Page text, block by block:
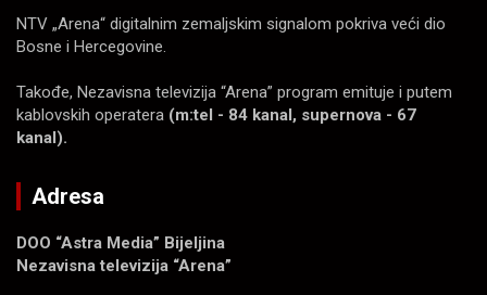
NTV „Arena“ digitalnim zemaljskim signalom pokriva veći dio
Bosne i Hercegovine.
Takođe, Nezavisna televizija “Arena” program emituje i putem
kablovskih operatera (m:tel - 84 kanal, supernova - 67
kanal).
Adresa
DOO “Astra Media” Bijeljina
Nezavisna televizija “Arena”